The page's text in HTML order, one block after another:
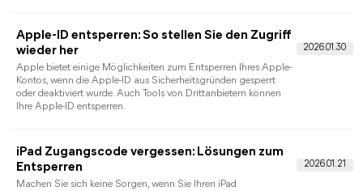
iPhone Passwörter verwalten – Gespeicherte
Passwörter sicher organisieren und schützen
löschen? In diesem Leitfaden erfahren Sie Schritt für Schritt,
wie Sie die Passwörter-App unter iOS 18 sowie die
Passwortverwaltung älterer iOS-Versionen nutzen.